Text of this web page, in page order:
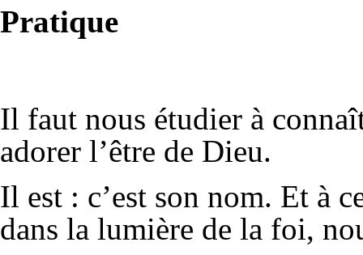
Pratique
Il faut nous étudier à
adorer l’être de Dieu.
Il est : c’est son nom. Et à
dans la lumière de la foi,